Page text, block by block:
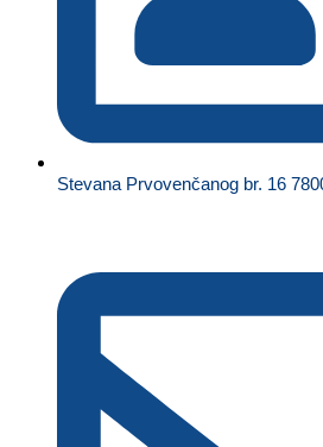
Stevana Prvovenčanog br. 16